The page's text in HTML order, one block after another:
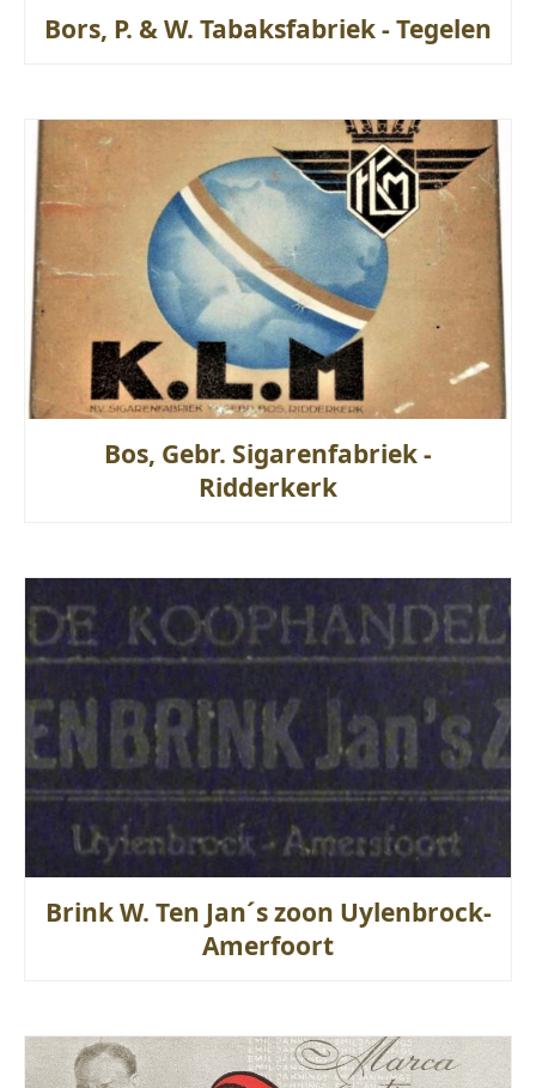
Bors, P. & W. Tabaksfabriek - Tegelen
Bos, Gebr. Sigarenfabriek -
Ridderkerk
Brink W. Ten Jan´s zoon Uylenbrock-
Amerfoort